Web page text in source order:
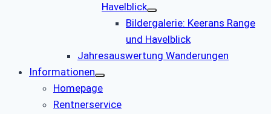
Havelblick
Bildergalerie: Keerans Range
und Havelblick
Jahresauswertung Wanderungen
Informationen
Homepage
Rentnerservice